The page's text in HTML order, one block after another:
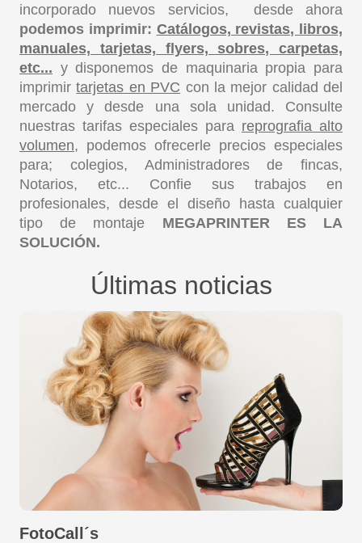
incorporado nuevos servicios, desde ahora
podemos imprimir: Catálogos, revistas, libros,
manuales, tarjetas, flyers, sobres, carpetas,
etc... y disponemos de maquinaria propia para
imprimirtarjetas en PVC con la mejor calidad del
mercado y desde una sola unidad. Consulte
nuestras tarifas especiales para reprografia alto
volumen, podemos ofrecerle precios especiales
para; colegios, Administradores de fincas,
Notarios, etc... Confie sus trabajos en
profesionales, desde el diseño hasta cualquier
tipo de montaje MEGAPRINTER ES LA
SOLUCIÓN.
Últimas noticias
FotoCall´s